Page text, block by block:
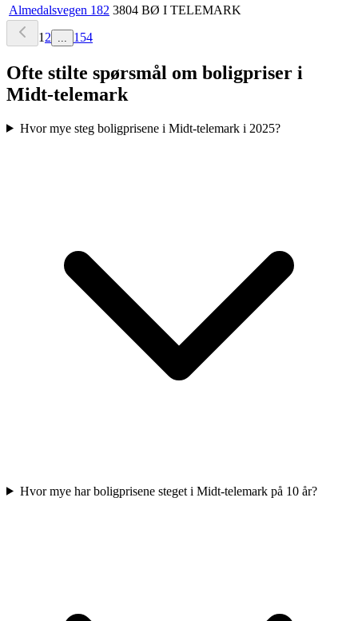
Almedalsvegen 182 3804 BØ I TELEMARK
1 2 154
Ofte stilte spørsmål om boligpriser i
Midt-telemark
Hvor mye steg boligprisene i Midt-telemark i 2025?
Hvor mye har boligprisene steget i Midt-telemark på 10 år?